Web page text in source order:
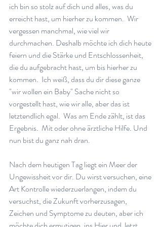
ich bin so stolz auf dich und alles, was du
erreicht hast, um hierher zu kommen.  Wir
vergessen manchmal, wie viel wir
durchmachen. Deshalb möchte ich dich heute
feiern und die Stärke und Entschlossenheit,
die du aufgebracht hast, um bis hierher zu
kommen.  Ich weiß, dass du dir diese ganze
"wir wollen ein Baby" Sache nicht so
vorgestellt hast, wie wir alle, aber das ist
letztendlich egal.  Was am Ende zählt, ist das
Ergebnis.  Mit oder ohne ärztliche Hilfe. Und
nun bist du ganz nah dran.
Nach dem heutigen Tag liegt ein Meer der
Ungewissheit vor dir. Du wirst versuchen, eine
Art Kontrolle wiederzuerlangen, indem du
versuchst, die Zukunft vorherzusagen,
Zeichen und Symptome zu deuten, aber ich